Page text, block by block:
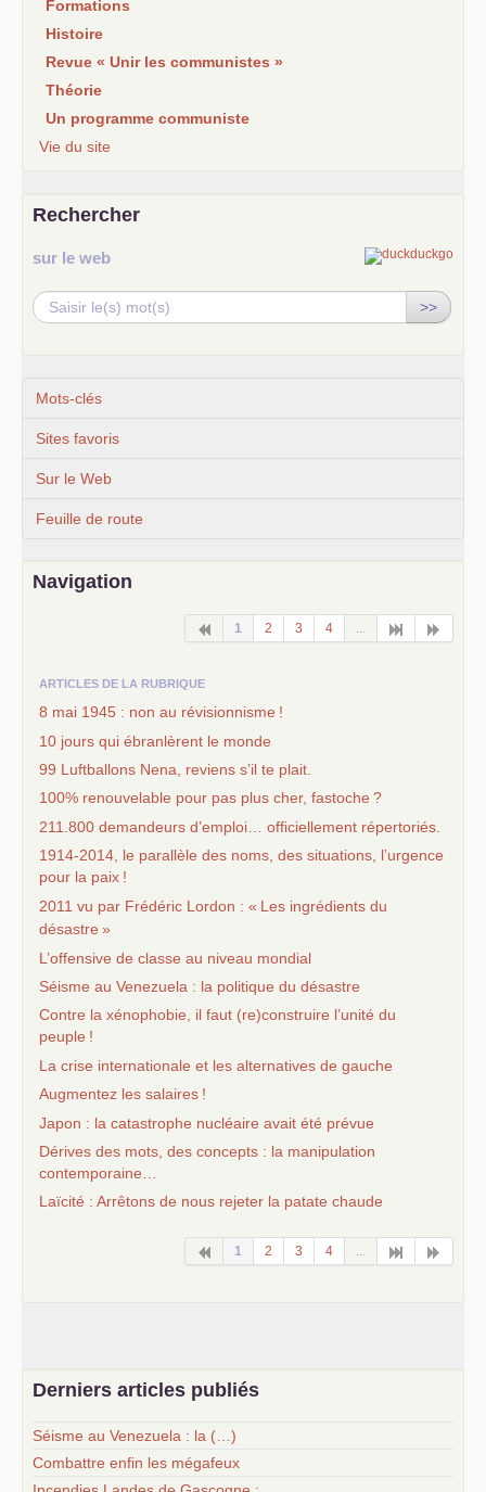
Formations
Histoire
Revue « Unir les communistes »
Théorie
Un programme communiste
Vie du site
Rechercher
sur le web
>>
Mots-clés
Sites favoris
Sur le Web
Feuille de route
Navigation
1 2 3 4
ARTICLES DE LA RUBRIQUE
8 mai 1945 : non au révisionnisme !
10 jours qui ébranlèrent le monde
99 Luftballons Nena, reviens s’il te plait.
100% renouvelable pour pas plus cher, fastoche ?
211.800 demandeurs d’emploi… officiellement répertoriés.
1914-2014, le parallèle des noms, des situations, l’urgence
pour la paix !
2011 vu par Frédéric Lordon : « Les ingrédients du
désastre »
L’offensive de classe au niveau mondial
Séisme au Venezuela : la politique du désastre
Contre la xénophobie, il faut (re)construire l’unité du
peuple !
La crise internationale et les alternatives de gauche
Augmentez les salaires !
Japon : la catastrophe nucléaire avait été prévue
Dérives des mots, des concepts : la manipulation
contemporaine…
Laïcité : Arrêtons de nous rejeter la patate chaude
1 2 3 4
Derniers articles publiés
Séisme au Venezuela : la (…)
Combattre enfin les mégafeux